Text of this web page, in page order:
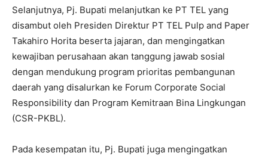
Selanjutnya, Pj. Bupati melanjutkan ke PT TEL yang
disambut oleh Presiden Direktur PT TEL Pulp and Paper
Takahiro Horita beserta jajaran, dan mengingatkan
kewajiban perusahaan akan tanggung jawab sosial
dengan mendukung program prioritas pembangunan
daerah yang disalurkan ke Forum Corporate Social
Responsibility dan Program Kemitraan Bina Lingkungan
(CSR-PKBL).
Pada kesempatan itu, Pj. Bupati juga mengingatkan